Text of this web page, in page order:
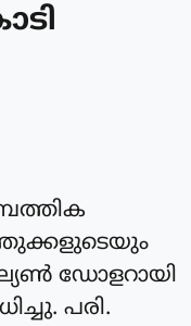
ഡോളറായി
പരി.